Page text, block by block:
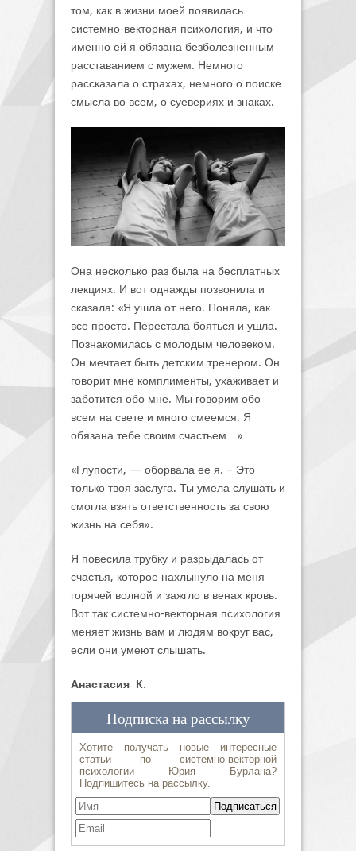
том, как в жизни моей появилась
системно-векторная психология, и что
именно ей я обязана безболезненным
расставанием с мужем. Немного
рассказала о страхах, немного о поиске
смысла во всем, о суевериях и знаках.
Она несколько раз была на бесплатных
лекциях. И вот однажды позвонила и
сказала: «Я ушла от него. Поняла, как
все просто. Перестала бояться и ушла.
Познакомилась с молодым человеком.
Он мечтает быть детским тренером. Он
говорит мне комплименты, ухаживает и
заботится обо мне. Мы говорим обо
всем на свете и много смеемся. Я
обязана тебе своим счастьем…»
«Глупости, — оборвала ее я. – Это
только твоя заслуга. Ты умела слушать и
смогла взять ответственность за свою
жизнь на себя».
Я повесила трубку и разрыдалась от
счастья, которое нахлынуло на меня
горячей волной и зажгло в венах кровь.
Вот так системно-векторная психология
меняет жизнь вам и людям вокруг вас,
если они умеют слышать.
Анастасия К.